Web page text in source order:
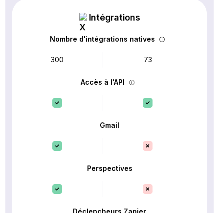
Intégrations
Nombre d'intégrations natives
300 73
Accès à l'API
Gmail
Perspectives
Déclencheurs Zapier